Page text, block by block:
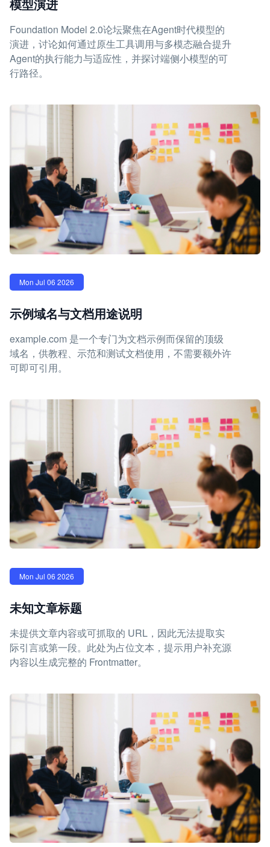
模型演进
Foundation Model 2.0论坛聚焦在Agent时代模型的
演进，讨论如何通过原生工具调用与多模态融合提升
Agent的执行能力与适应性，并探讨端侧小模型的可
行路径。
Mon Jul 06 2026
示例域名与文档用途说明
example.com 是一个专门为文档示例而保留的顶级
域名，供教程、示范和测试文档使用，不需要额外许
可即可引用。
Mon Jul 06 2026
未知文章标题
未提供文章内容或可抓取的 URL，因此无法提取实
际引言或第一段。此处为占位文本，提示用户补充源
内容以生成完整的 Frontmatter。